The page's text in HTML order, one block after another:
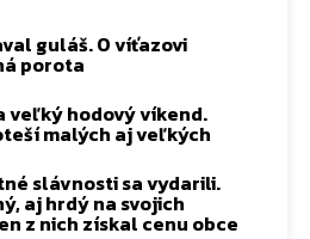
guláš. O víťazovi
porota
veľký hodový víkend.
malých aj veľkých
slávnosti sa vydarili.
aj hrdý na svojich
z nich získal cenu obce